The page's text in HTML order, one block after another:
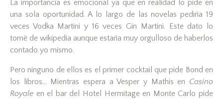
La importancia es emocional ya que en realidad lo pide en
una sola oportunidad. A lo largo de las novelas pedirìa 19
veces Vodka Martini y 16 veces Gin Martini. Este dato lo
tomè de wikipedia aunque estarìa muy orgulloso de haberlos
contado yo mismo.
Pero ninguno de ellos es el primer cocktail que pide Bond en
los libros… Mientras espera a Vesper y Mathis en Casino
Royale en el bar del Hotel Hermitage en Monte Carlo pide